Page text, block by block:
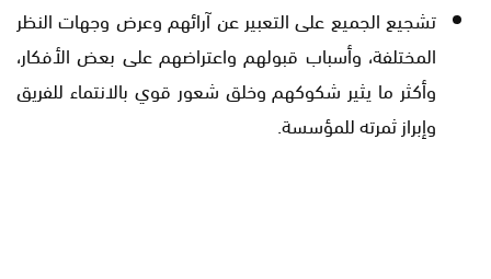
تشجيع الجميع على التعبير عن آرائهم وعرض وجهات النظر
المختلفة، وأسباب قبولهم واعتراضهم على بعض الأفكار،
وأكثر ما يثير شكوكهم وخلق شعور قوي بالانتماء للفريق
وإبراز ثمرته للمؤسسة.